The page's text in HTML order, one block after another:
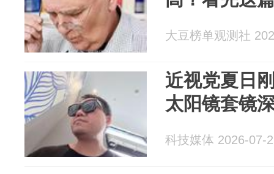
大豆榜单观测社
近视党夏日
太阳镜套镜
科技媒体 2026-07-